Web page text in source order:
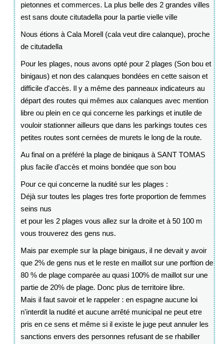
pietonnes et commerces. La plus belle des 2 grandes villes
est sans doute citutadella pour la partie vielle ville
Nous étions à Cala Morell (cala veut dire calanque), proche
de citutadella
Pour les plages, nous avons opté pour 2 plages (Son bou et
binigaus) et non des calanques bondées en cette saison et
difficile d'accès. Il y a même des panneaux indicateurs au
départ des routes qui mêmes aux calanques avec mention
libre ou plein en ce qui concerne les parkings et inutile de
vouloir stationner ailleurs que dans les parkings toutes ces
petites routes sont cernées de murets le long de la route.
Au final on a préféré la plage de biniqaus à SANT TOMAS
plus facile d'accès et moins bondée que son bou
Pour ce qui concerne la nudité sur les plages :
Déjà sur toutes les plages tres forte proportion de femmes
seins nus
et pour les 2 plages vous allez sur la droite et à 50 100 m
vous trouverez des gens nus.
Mais par exemple sur la plage binigaus, il ne devait y avoir
que 2% de gens nus et le reste en maillot sur une porftion de
80 % de plage comparée au quasi 100% de maillot sur une
partie de 20% de plage. Donc plus de territoire libre.
Mais il faut savoir et le rappeler : en espagne aucune loi
n'interdit la nudité et aucune arrêté municipal ne peut etre
pris en ce sens et même si il existe le juge peut annuler les
sanctions envers des personnes refusant de se rhabiller